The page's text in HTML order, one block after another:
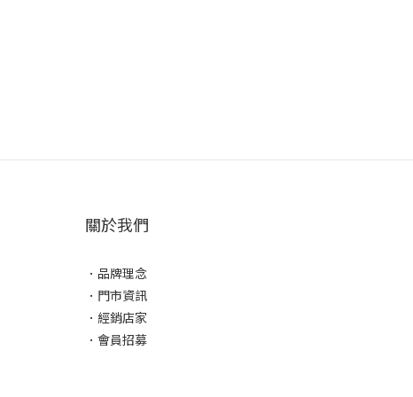
關於我們
． 品牌理念
． 門市資訊
． 經銷店家
． 會員招募